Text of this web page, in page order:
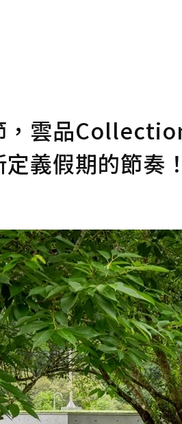
，雲品
義假期的節奏！